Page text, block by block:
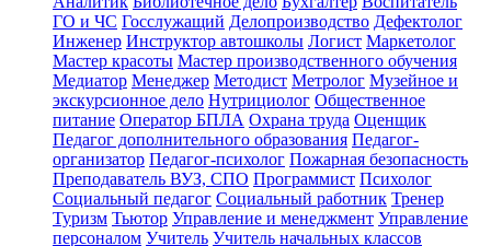
ГО и ЧС Госслужащий Делопроизводство Дефектолог
Инженер Инструктор автошколы Логист Маркетолог
Мастер красоты Мастер производственного обучения
Медиатор Менеджер Методист Метролог Музейное и
экскурсионное дело Нутрициолог Общественное
питание Оператор БПЛА Охрана труда Оценщик
Педагог дополнительного образования Педагог-
организатор Педагог-психолог Пожарная безопасность
Преподаватель ВУЗ, СПО Программист Психолог
Социальный педагог Социальный работник Тренер
Туризм Тьютор Управление и менеджмент Управление
персоналом Учитель Учитель начальных классов